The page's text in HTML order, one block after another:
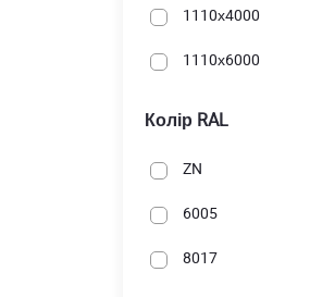
1110х4000
1110х6000
Колір RAL
ZN
6005
8017